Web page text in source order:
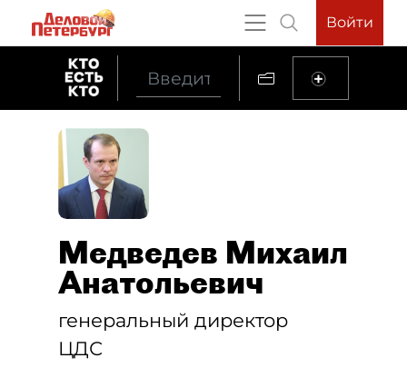
Войти
Медведев Михаил
Анатольевич
генеральный директор
ЦДС